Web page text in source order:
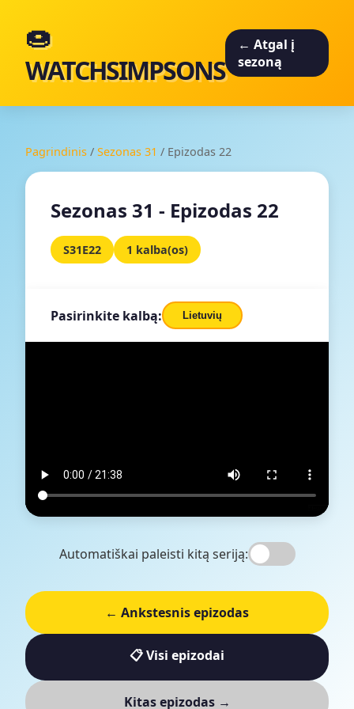
🍩
WATCHSIMPSONS
← Atgal į
sezoną
Pagrindinis / Sezonas 31 / Epizodas 22
Sezonas 31 - Epizodas 22
S31E22 1 kalba(os)
Pasirinkite kalbą: Lietuvių
Automatiškai paleisti kitą seriją:
← Ankstesnis epizodas
📋 Visi epizodai
Kitas epizodas →